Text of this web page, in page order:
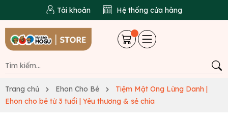
Tài khoản Hệ thống cửa hàng
Trang chủ Ehon Cho Bé
Tiệm Mật Ong Lừng Danh |
Ehon cho bé từ 3 tuổi | Yêu thương & sẻ chia